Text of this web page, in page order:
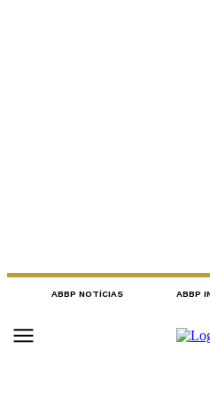
ABBP NOTÍCIAS ABBP